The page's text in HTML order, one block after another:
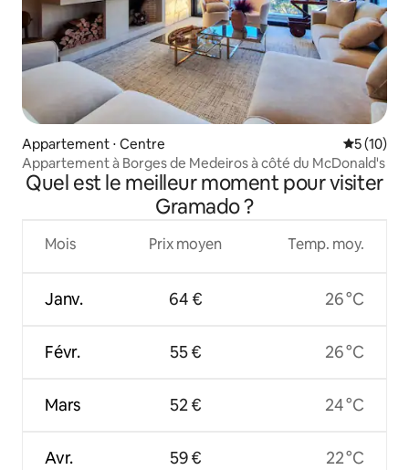
Appartement ⋅ Centre
5 (10)
Appartement à Borges de Medeiros à côté du McDonald's
Quel est le meilleur moment pour visiter
Gramado ?
Mois
Janv.
Févr.
Mars
Avr.
Prix moyen
64 €
55 €
52 €
59 €
Temp. moy.
26 °C
26 °C
24 °C
22 °C